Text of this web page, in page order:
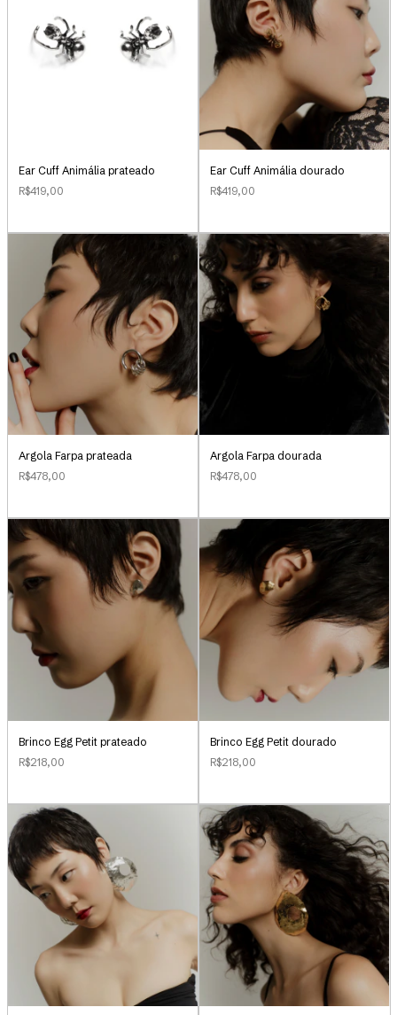
Ear Cuff Animália prateado
R$419,00
Ear Cuff Animália dourado
R$419,00
Argola Farpa prateada
R$478,00
Argola Farpa dourada
R$478,00
Brinco Egg Petit prateado
R$218,00
Brinco Egg Petit dourado
R$218,00